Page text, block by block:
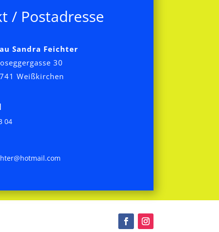
/ Postadresse
Sandra Feichter
30
Weißkirchen
04